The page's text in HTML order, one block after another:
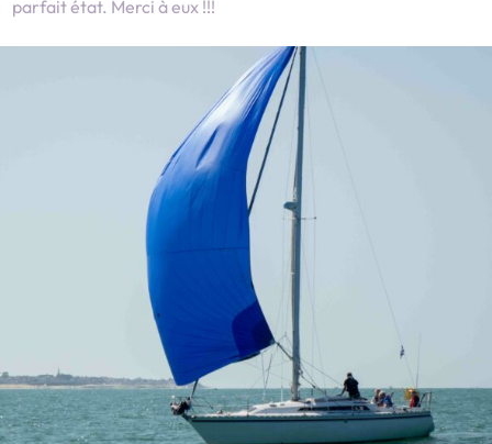
parfait état. Merci à eux !!!